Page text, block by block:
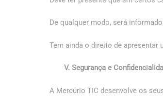
De qualquer modo, será
Tem ainda o direito de apresentar
V. Segurança e
A Mercúrio TIC desenvolve os